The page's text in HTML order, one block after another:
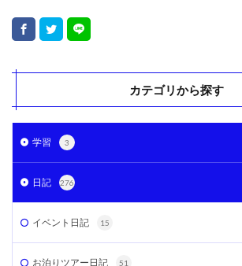
カテゴリから探す
学習 3
日記 276
イベント日記 15
お泊りツアー日記 51